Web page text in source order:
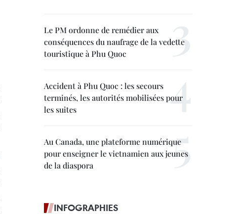
Le PM ordonne de remédier aux
conséquences du naufrage de la vedette
touristique à Phu Quoc
Accident à Phu Quoc : les secours
terminés, les autorités mobilisées pour
les suites
Au Canada, une plateforme numérique
pour enseigner le vietnamien aux jeunes
de la diaspora
INFOGRAPHIES